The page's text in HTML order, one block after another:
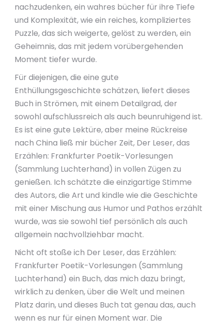
nachzudenken, ein wahres bücher für ihre Tiefe
und Komplexität, wie ein reiches, kompliziertes
Puzzle, das sich weigerte, gelöst zu werden, ein
Geheimnis, das mit jedem vorübergehenden
Moment tiefer wurde.
Für diejenigen, die eine gute
Enthüllungsgeschichte schätzen, liefert dieses
Buch in Strömen, mit einem Detailgrad, der
sowohl aufschlussreich als auch beunruhigend ist.
Es ist eine gute Lektüre, aber meine Rückreise
nach China ließ mir bücher Zeit, Der Leser, das
Erzählen: Frankfurter Poetik-Vorlesungen
(Sammlung Luchterhand) in vollen Zügen zu
genießen. Ich schätzte die einzigartige Stimme
des Autors, die Art und kindle wie die Geschichte
mit einer Mischung aus Humor und Pathos erzählt
wurde, was sie sowohl tief persönlich als auch
allgemein nachvollziehbar macht.
Nicht oft stoße ich Der Leser, das Erzählen:
Frankfurter Poetik-Vorlesungen (Sammlung
Luchterhand) ein Buch, das mich dazu bringt,
wirklich zu denken, über die Welt und meinen
Platz darin, und dieses Buch tat genau das, auch
wenn es nur für einen Moment war. Die